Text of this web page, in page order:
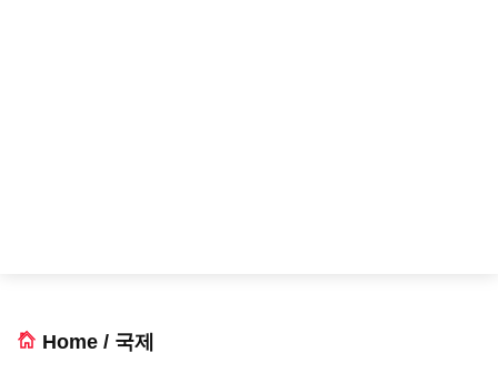
Home / 국제